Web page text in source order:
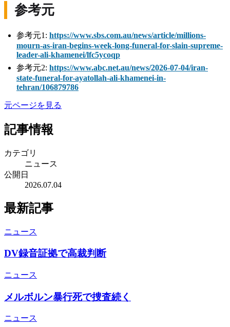
参考元
参考元1: https://www.sbs.com.au/news/article/millions-
mourn-as-iran-begins-week-long-funeral-for-slain-supreme-
leader-ali-khamenei/lfc5ycoqp
参考元2: https://www.abc.net.au/news/2026-07-04/iran-
state-funeral-for-ayatollah-ali-khamenei-in-
tehran/106879786
元ページを見る
記事情報
カテゴリ
ニュース
公開日
2026.07.04
最新記事
ニュース
DV録音証拠で高裁判断
ニュース
メルボルン暴行死で捜査続く
ニュース